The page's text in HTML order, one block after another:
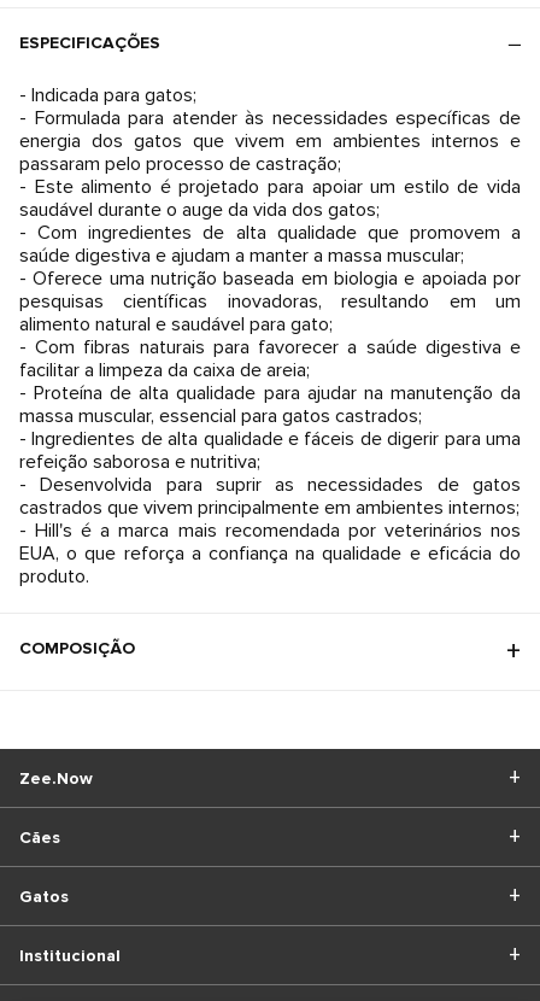
ESPECIFICAÇÕES
- Indicada para gatos;
- Formulada para atender às necessidades específicas de
energia dos gatos que vivem em ambientes internos e
passaram pelo processo de castração;
- Este alimento é projetado para apoiar um estilo de vida
saudável durante o auge da vida dos gatos;
- Com ingredientes de alta qualidade que promovem a
saúde digestiva e ajudam a manter a massa muscular;
- Oferece uma nutrição baseada em biologia e apoiada por
pesquisas científicas inovadoras, resultando em um
alimento natural e saudável para gato;
- Com fibras naturais para favorecer a saúde digestiva e
facilitar a limpeza da caixa de areia;
- Proteína de alta qualidade para ajudar na manutenção da
massa muscular, essencial para gatos castrados;
- Ingredientes de alta qualidade e fáceis de digerir para uma
refeição saborosa e nutritiva;
- Desenvolvida para suprir as necessidades de gatos
castrados que vivem principalmente em ambientes internos;
- Hill's é a marca mais recomendada por veterinários nos
EUA, o que reforça a confiança na qualidade e eficácia do
produto.
COMPOSIÇÃO
Cães
Gatos
Zee.Now
Institucional